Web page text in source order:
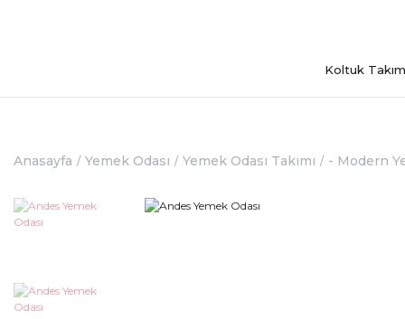
Koltuk
Anasayfa Yemek Odası Yemek Odası Takımı - Modern